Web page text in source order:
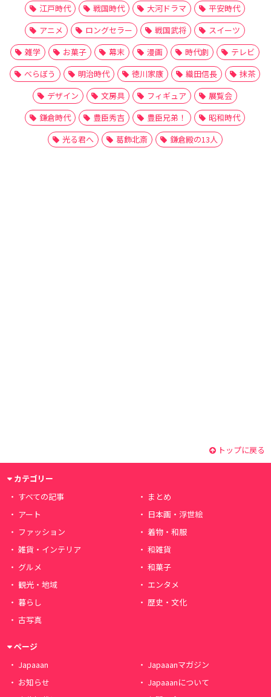
江戸時代 戦国時代 大河ドラマ
平安時代
アニメ
ロングセラー 戦国武将
スイーツ
雑学
お菓子 幕末 漫画 時代劇
テレビ
べらぼう
明治時代 徳川家康 織田信長
抹茶
デザイン
文房具 フィギュア
展覧会
鎌倉時代
豊臣秀吉 豊臣兄弟！
昭和時代
光る君へ
葛飾北斎 鎌倉殿の13人
トップに戻る
カテゴリー
すべての記事
まとめ
アート
日本画・浮世絵
ファッション
着物・和服
雑貨・インテリア
和雑貨
グルメ
和菓子
観光・地域
エンタメ
暮らし
歴史・文化
古写真
ページ
Japaaan
Japaaanマガジン
お知らせ
Japaaanについて